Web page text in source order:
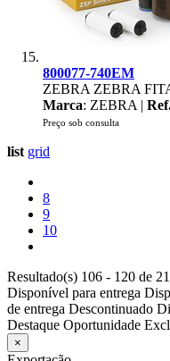
800077-740EM
ZEBRA ZEBRA
Marca: ZEBRA |
Preço sob consulta
list grid
8
9
10
Resultado(s) 106 - 120 de
Disponível para entrega
de entrega Descontinuado
Destaque Oportunidade
×